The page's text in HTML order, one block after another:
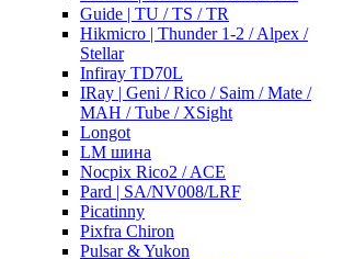
Guide | TU / TS / TR
Hikmicro | Thunder 1-2 / Alpex /
Stellar
Infiray TD70L
IRay | Geni / Rico / Saim / Mate /
MAH / Tube / XSight
Longot
LM шина
Nocpix Rico2 / ACE
Pard | SA/NV008/LRF
Picatinny
Pixfra Chiron
Pulsar & Yukon